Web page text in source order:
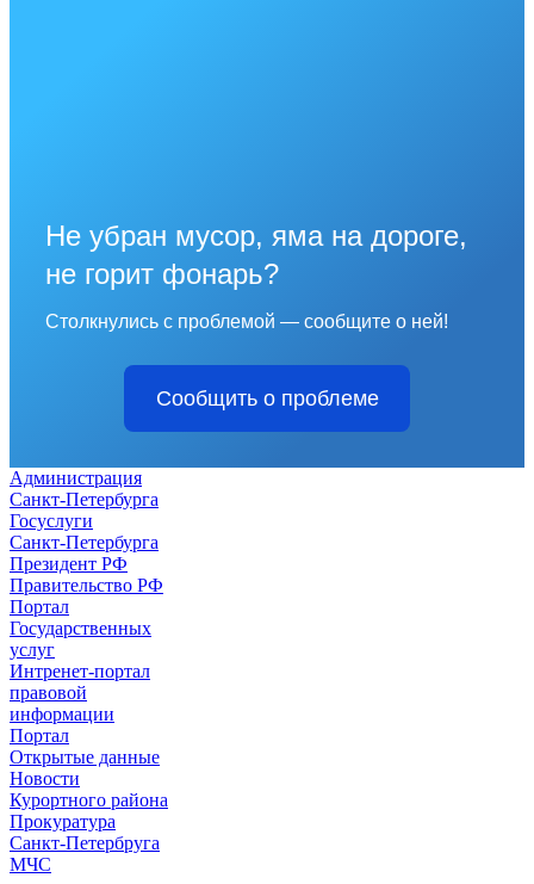
Не убран мусор, яма на дороге,
не горит фонарь?
Столкнулись с проблемой — сообщите о ней!
Сообщить о проблеме
Администрация
Санкт-Петербурга
Госуслуги
Санкт-Петербурга
Президент РФ
Правительство РФ
Портал
Государственных
услуг
Интренет-портал
правовой
информации
Портал
Открытые данные
Новости
Курортного района
Прокуратура
Санкт-Петербруга
МЧС